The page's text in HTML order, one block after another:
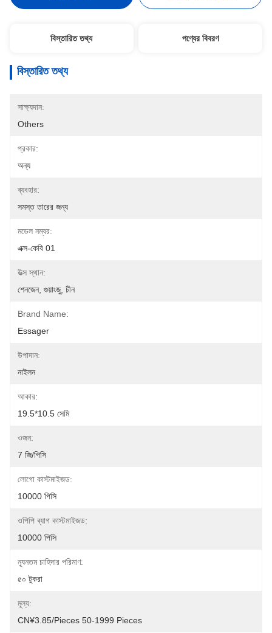
বিস্তারিত তথ্য পণ্যের বিবরণ
বিস্তারিত তথ্য
সাক্ষ্যদান:
Others
প্রকার:
অন্য
ব্যবহার:
সমস্ত তারের জন্য
মডেল নম্বর:
এক্স-কেবি 01
উত্স স্থান:
শেনজেন, গুয়াংজু, চীন
Brand Name:
Essager
উপাদান:
নাইলন
আকার:
19.5*10.5 সেমি
ওজন:
7 জি/পিসি
লোগো কাস্টমাইজড:
10000 পিসি
ওপিপি ব্যাগ কাস্টমাইজড:
10000 পিসি
ন্যূনতম চাহিদার পরিমাণ:
৫০ টুকরা
মূল্য:
CN¥3.85/pieces 50-1999 Pieces